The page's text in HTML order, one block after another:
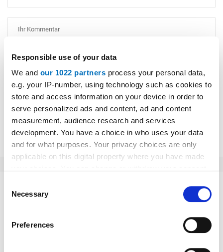
Responsible use of your data
We and our 1022 partners process your personal data,
e.g. your IP-number, using technology such as cookies to
store and access information on your device in order to
serve personalized ads and content, ad and content
measurement, audience research and services
development. You have a choice in who uses your data
and for what purposes. Your privacy choices are only
applicable on this digital property where you have made
the Privacy trigger icon.
Collect information about your geographical location
Selection
Necessary
Preferences
Bitte geben Sie "Kommentar" rückwärts ein.
Absenden
Das könnte Sie auch interessieren: